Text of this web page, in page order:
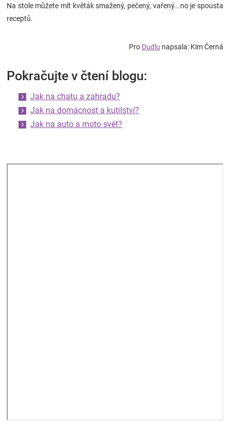
Na stole můžete mít květák smažený, pečený, vařený...no je spousta
receptů.
Pro Dudlu napsala: Kim Černá
Pokračujte v čtení blogu:
Jak na chatu a zahradu?
Jak na domácnost a kutilství?
Jak na auto a moto svět?